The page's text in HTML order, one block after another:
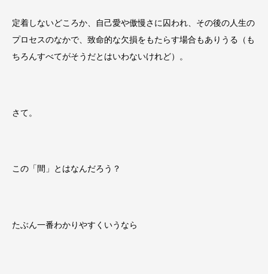
定着しないどころか、自己愛や傲慢さに囚われ、その後の人生の
プロセスのなかで、致命的な欠損をもたらす場合もありうる（も
ちろんすべてがそうだとはいわないけれど）。
さて。
この「間」とはなんだろう？
たぶん一番わかりやすくいうなら